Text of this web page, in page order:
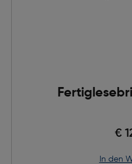
€
in den